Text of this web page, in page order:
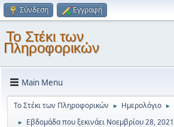
Σύνδεση Εγγραφή
Το Στέκι των
Πληροφορικών
Main Menu
Το Στέκι των Πληροφορικών ► Ημερολόγιο ►
► Εβδομάδα που ξεκινάει Νοεμβρίου 28, 2021